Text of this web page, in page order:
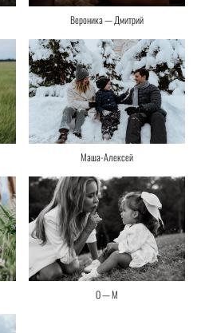
Вероника — Дмитрий
Маша-Алексей
O — M